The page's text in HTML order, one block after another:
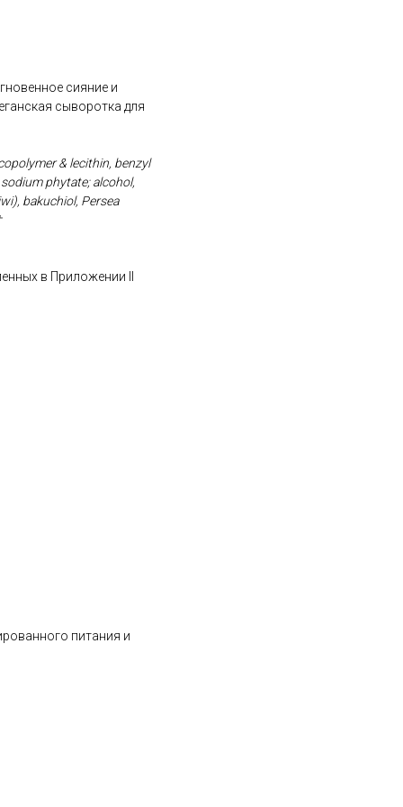
сияние и
сыворотка для
& lecithin, benzyl
phytate; alcohol,
bakuchiol, Persea
в Приложении II
питания и